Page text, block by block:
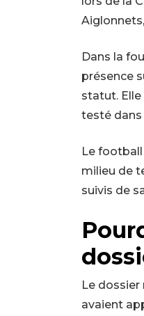
Dans la
présence
statut. Elle
testé dans
Le
milieu de
suivis de
Le dossier
avaient